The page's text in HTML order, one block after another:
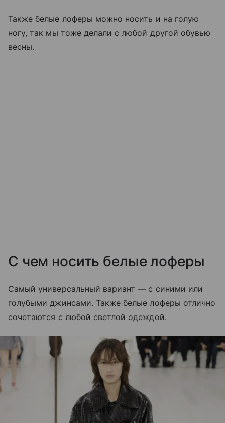
Также белые лоферы можно носить и на голую
ногу, так мы тоже делали с любой другой обувью
весны.
С чем носить белые лоферы
Самый универсальный вариант — с синими или
голубыми джинсами. Также белые лоферы отлично
сочетаются с любой светлой одеждой.